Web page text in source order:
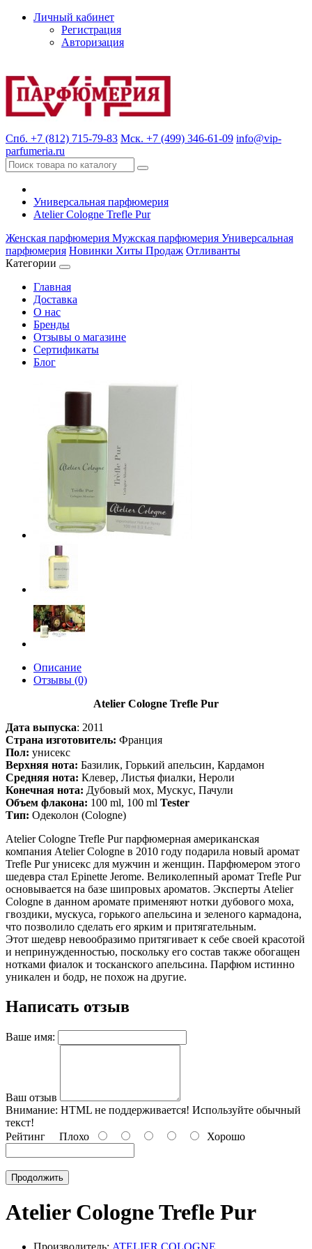
Личный кабинет
Регистрация
Авторизация
Спб. +7 (812) 715-79-83 Мск. +7 (499) 346-61-09 info@vip-
parfumeria.ru
Универсальная парфюмерия
Atelier Cologne Trefle Pur
Женская парфюмерия Мужская парфюмерия Универсальная
парфюмерия Новинки Хиты Продаж Отливанты
Категории
Главная
Доставка
О нас
Бренды
Отзывы о магазине
Сертификаты
Блог
Описание
Отзывы (0)
Atelier Cologne Trefle Pur
Дата выпуска: 2011
Страна изготовитель: Франция
Пол: унисекс
Верхняя нота: Базилик, Горький апельсин, Кардамон
Средняя нота: Клевер, Листья фиалки, Нероли
Конечная нота: Дубовый мох, Мускус, Пачули
Объем флакона: 100 ml, 100 ml Tester
Тип: Одеколон (Cologne)
Atelier Cologne Trefle Pur парфюмерная американская
компания Atelier Cologne в 2010 году подарила новый аромат
Trefle Pur унисекс для мужчин и женщин. Парфюмером этого
шедевра стал Epinette Jerome. Великолепный аромат Trefle Pur
основывается на базе шипровых ароматов. Эксперты Atelier
Cologne в данном аромате применяют нотки дубового моха,
гвоздики, мускуса, горького апельсина и зеленого кармадона,
что позволило сделать его ярким и притягательным.
Этот шедевр невообразимо притягивает к себе своей красотой
и непринужденностью, поскольку его состав также обогащен
нотками фиалок и тосканского апельсина. Парфюм истинно
уникален и бодр, не похож на другие.
Написать отзыв
Ваше имя:
Ваш отзыв
Внимание: HTML не поддерживается! Используйте обычный
текст!
Рейтинг Плохо Хорошо
Продолжить
Atelier Cologne Trefle Pur
Производитель: ATELIER COLOGNE